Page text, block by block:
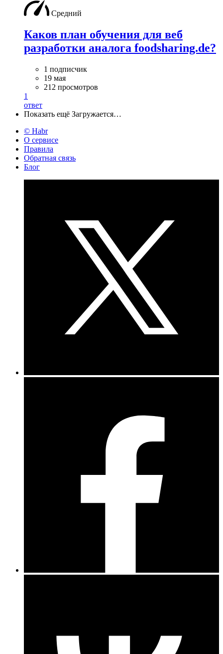
Средний
Каков план обучения для веб
разработки аналога foodsharing.de?
1 подписчик
19 мая
212 просмотров
1
ответ
Показать ещё Загружается…
© Habr
О сервисе
Правила
Обратная связь
Блог